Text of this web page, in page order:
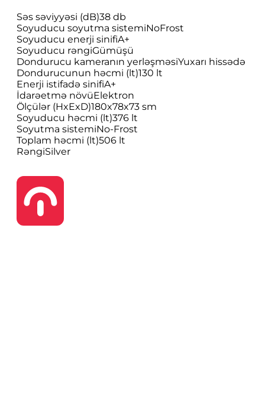
Səs səviyyəsi (dB)38 db
Soyuducu soyutma sistemiNoFrost
Soyuducu enerji sinifiA+
Soyuducu rəngiGümüşü
Dondurucu kameranın yerləşməsiYuxarı hissədə
Dondurucunun həcmi (lt)130 lt
Enerji istifadə sinifiA+
İdarəetmə növüElektron
Ölçülər (HxExD)180x78x73 sm
Soyuducu həcmi (lt)376 lt
Soyutma sistemiNo-Frost
Toplam həcmi (lt)506 lt
RəngiSilver